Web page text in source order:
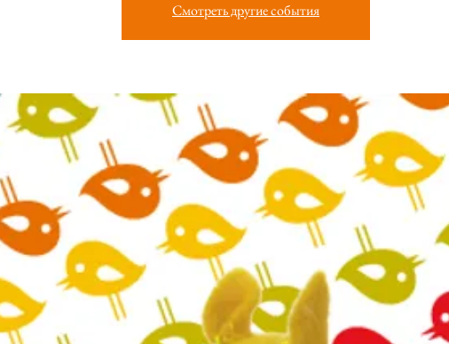
Смотреть другие события